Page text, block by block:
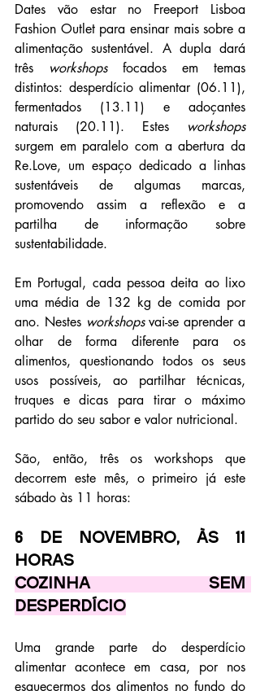
Dates vão estar no Freeport Lisboa
Fashion Outlet para ensinar mais sobre a
alimentação sustentável. A dupla dará
três workshops focados em temas
distintos: desperdício alimentar (06.11),
fermentados (13.11) e adoçantes
naturais (20.11). Estes workshops
surgem em paralelo com a abertura da
Re.Love, um espaço dedicado a linhas
sustentáveis de algumas marcas,
promovendo assim a reflexão e a
partilha de informação sobre
sustentabilidade.
Em Portugal, cada pessoa deita ao lixo
uma média de 132 kg de comida por
ano. Nestes workshops vai-se aprender a
olhar de forma diferente para os
alimentos, questionando todos os seus
usos possíveis, ao partilhar técnicas,
truques e dicas para tirar o máximo
partido do seu sabor e valor nutricional.
São, então, três os workshops que
decorrem este mês, o primeiro já este
sábado às 11 horas:
6 de novembro, às 11
horas
Cozinha sem
desperdício
Uma grande parte do desperdício
alimentar acontece em casa, por nos
esquecermos dos alimentos no fundo do